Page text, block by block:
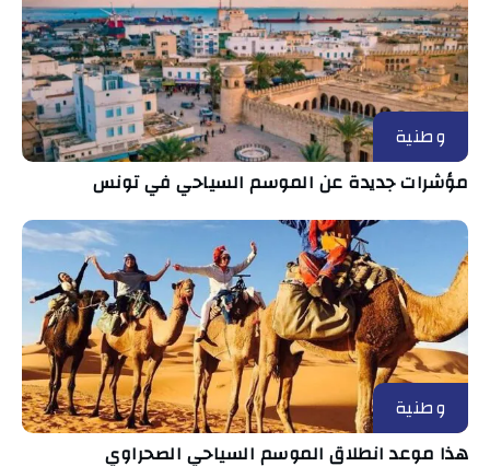
وطنية
مؤشرات جديدة عن الموسم السياحي في تونس
وطنية
هذا موعد انطلاق الموسم السياحي الصحراوي